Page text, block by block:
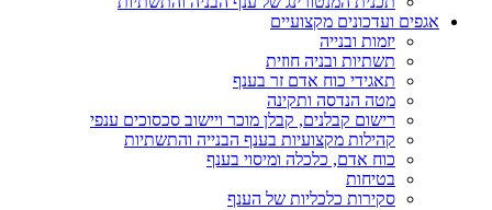
אגפים ועדכונים מקצועיים
יזמות ובנייה
תשתיות ובניה חוזית
תאגידי כוח אדם זר בענף
מטה הנדסה ותקינה
רישום קבלנים, קבלן מוכר ויישוב סכסוכים ענפי
קהילות מקצועיות בענף הבנייה והתשתיות
כוח אדם, כלכלה ומיסוי בענף
בטיחות
סקירות כלכליות של הענף